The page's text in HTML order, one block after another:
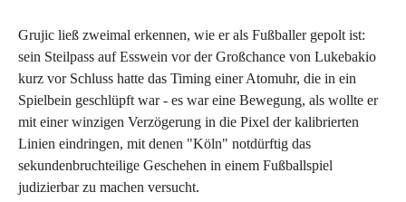
Grujic ließ zweimal erkennen, wie er als Fußballer gepolt ist:
sein Steilpass auf Esswein vor der Großchance von Lukebakio
kurz vor Schluss hatte das Timing einer Atomuhr, die in ein
Spielbein geschlüpft war - es war eine Bewegung, als wollte er
mit einer winzigen Verzögerung in die Pixel der kalibrierten
Linien eindringen, mit denen "Köln" notdürftig das
sekundenbruchteilige Geschehen in einem Fußballspiel
judizierbar zu machen versucht.